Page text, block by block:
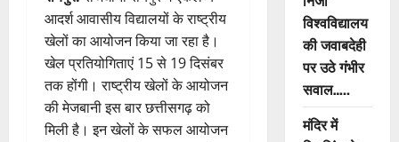
आदर्श आवासीय विद्यालयों के राष्ट्रीय
खेलों का आयोजन किया जा रहा है।
खेल प्रतियोगिताएं 15 से 19 दिसंबर
तक होंगी। राष्ट्रीय खेलों के आयोजन
की मेजबानी इस बार छत्तीसगढ़ को
मिली है। इन खेलों के सफल आयोजन
विश्वविद्यालय
की जवाबदेही
पर उठे गंभीर
सवाल…..
मंदिर में